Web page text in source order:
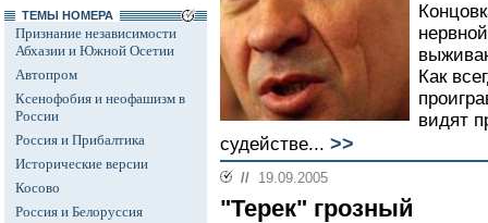
ТЕМЫ НОМЕРА
Признание независимости
Абхазии и Южной Осетии
Автопром
Ксенофобия и неофашизм в
России
Россия и Прибалтика
Исторические версии
Косово
Россия и Белоруссия
Как
видят
судействе... >>
// 19.09.2005
"Терек" грозный